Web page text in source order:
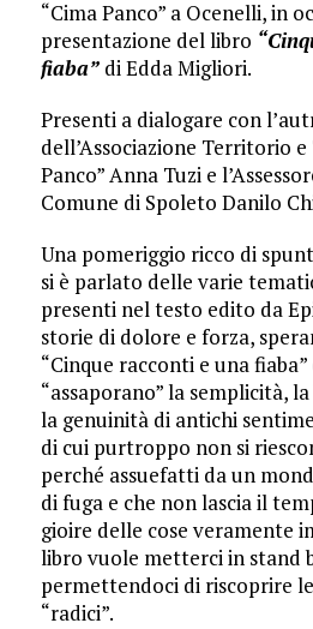
“Cima Panco” a Ocenelli, in
presentazione del libro
fiaba” di Edda Migliori.
Presenti a dialogare con
dell’Associazione Territorio
Panco” Anna Tuzi e
Comune di Spoleto Danilo
Una pomeriggio ricco di
si è parlato delle varie
presenti nel testo edito da
storie di dolore e forza,
“Cinque racconti e una
“assaporano” la semplicità,
la genuinità di antichi
di cui purtroppo non si
perché assuefatti da un
di fuga e che non lascia il
gioire delle cose veramente
libro vuole metterci in stand
permettendoci di riscoprire
“radici”.